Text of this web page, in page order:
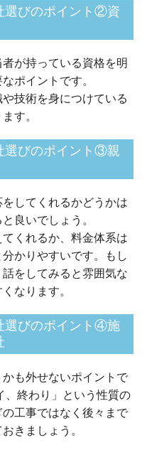
選びのポイント②資
が持っている資格を明
ポイントです。
技術を身につけている
す。
選びのポイント③親
してくれるかどうかは
良いでしょう。
くれるか、料金体系は
かりやすいです。もし
をしてみると雰囲気な
なります。
選びのポイント④施
も外せないポイントで
、終わり」という性質の
工事ではなく後々まで
きましょう。